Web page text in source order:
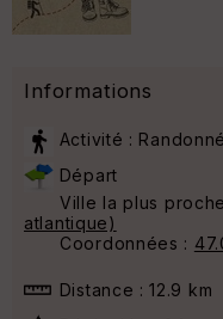
Informations
Activité :
Départ
Ville la plus
atlantique)
Coordonnées :
Distance : 12.9 km